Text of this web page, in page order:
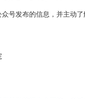
号发布的信息，并主动